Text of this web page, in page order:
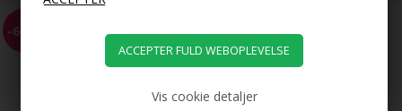
Vis cookie detaljer
-68% Sort
59,00